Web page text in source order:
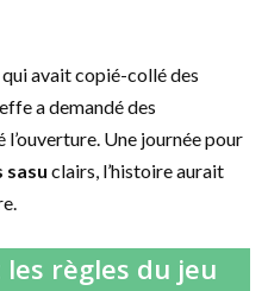
qui avait copié-collé des
a demandé des
Une journée pour
clairs, l’histoire aurait
règles du jeu